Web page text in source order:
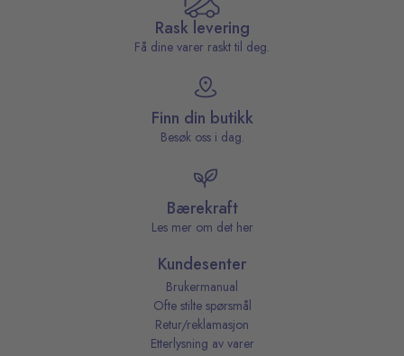
Rask levering
Få dine varer raskt til deg.
Finn din butikk
Besøk oss i dag.
Bærekraft
Les mer om det her
Kundesenter
Brukermanual
Ofte stilte spørsmål
Retur/reklamasjon
Etterlysning av varer